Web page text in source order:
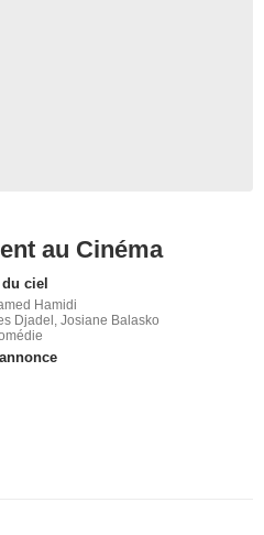
au Cinéma
ciel
Hamidi
Djadel, Josiane Balasko